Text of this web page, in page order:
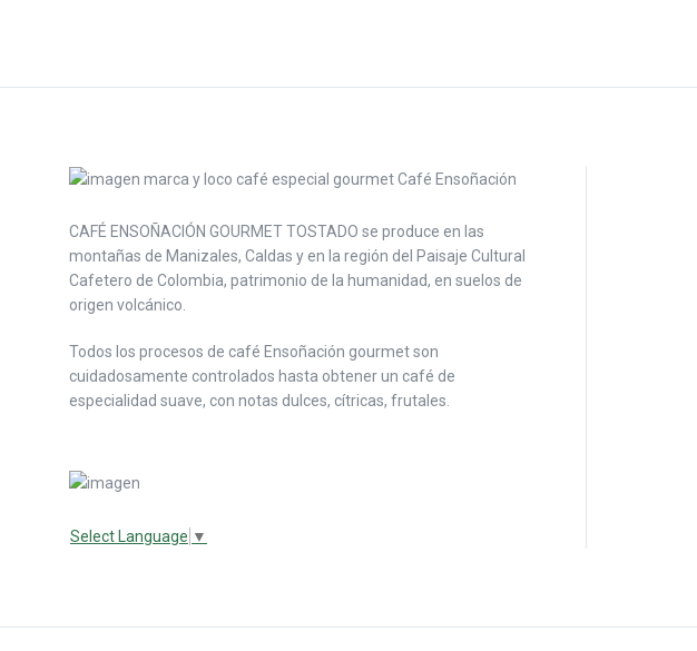
CAFÉ ENSOÑACIÓN GOURMET TOSTADO se produce en las
montañas de Manizales, Caldas y en la región del Paisaje Cultural
Cafetero de Colombia, patrimonio de la humanidad, en suelos de
origen volcánico.
Todos los procesos de café Ensoñación gourmet son
cuidadosamente controlados hasta obtener un café de
especialidad suave, con notas dulces, cítricas, frutales.
Select Language ▼